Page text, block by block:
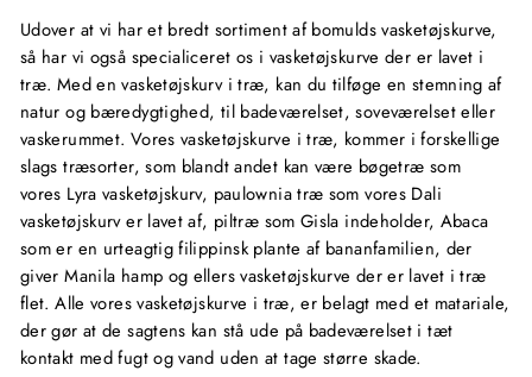
Udover at vi har et bredt sortiment af bomulds vasketøjskurve,
så har vi også specialiceret os i vasketøjskurve der er lavet i
træ. Med en vasketøjskurv i træ, kan du tilføge en stemning af
natur og bæredygtighed, til badeværelset, soveværelset eller
vaskerummet. Vores vasketøjskurve i træ, kommer i forskellige
slags træsorter, som blandt andet kan være bøgetræ som
vores Lyra vasketøjskurv, paulownia træ som vores Dali
vasketøjskurv er lavet af, piltræ som Gisla indeholder, Abaca
som er en urteagtig filippinsk plante af bananfamilien, der
giver Manila hamp og ellers vasketøjskurve der er lavet i træ
flet. Alle vores vasketøjskurve i træ, er belagt med et matariale,
der gør at de sagtens kan stå ude på badeværelset i tæt
kontakt med fugt og vand uden at tage større skade.